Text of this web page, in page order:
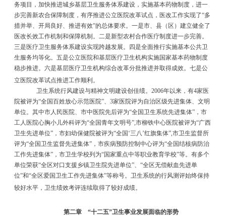
务项目，加快推进城乡基层卫生服务体系建设，实施基本药物制度，进一
步完善新农合保障制度，有序推进公立医院改革试点，医改工作实现了“多
措并举、开局良好、推进有效”的总体要求。一是市、县（区）建立健全了
医改长效工作机制和保障机制。二是新型农村合作医疗制度进一步完善。
三是医疗卫生服务体系建设实现跨越发展。四是全面推行实施基本公共卫
生服务均等化。五是公立医院和基层医疗卫生机构实施国家基本药物制度
稳步推进。六是基层医疗卫生机构综合改革分批推进并取得成效。七是公
立医院改革试点推进工作顺利。
卫生系统行风建设与精神文明建设创佳绩。 2006年以来，有4家医
院被评为“全国百姓放心示范医院”、 3家医院评为自治区级先进集体、文明
单位。其中市人民医院、市中医院先后评为“全国卫生系统先进集体” ，市
工人医院心胸小儿外科评为“全国青年文明号”,市柳铁中心医院被评为“广西
卫生先进单位” ，市妇幼保健院被评为“全国 ‘三八’红旗集体”,市卫生监督所
评为“全国卫生监督先进集体” ，市疾病预防控制中心评为“全国结核病防治
工作先进集体” ，市卫生学校列为“国家重点中等职业教育学校”等。有多个
单位荣获“全区对口支援乡镇卫生院先进单位”、 “全区无偿献血先进单
位”和“全区爱国卫生工作先进集体”等称号。卫生系统的行风测评始终保持
较好水平，卫生绩效考评连续取得了较好成绩。
第二章 “十二五”卫生事业发展面临的形势